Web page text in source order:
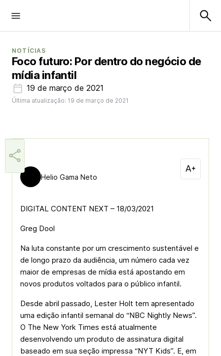
NOTÍCIAS
Foco futuro: Por dentro do negócio de
mídia infantil
19 de março de 2021
Última atualização: 19 de março de 2021
Helio Gama Neto
DIGITAL CONTENT NEXT – 18/03/2021
Greg Dool
Na luta constante por um crescimento sustentável e
de longo prazo da audiência, um número cada vez
maior de empresas de mídia está apostando em
novos produtos voltados para o público infantil.
Desde abril passado, Lester Holt tem apresentado
uma edição infantil semanal do “NBC Nightly News”.
O The New York Times está atualmente
desenvolvendo um produto de assinatura digital
baseado em sua seção impressa “NYT Kids”. E, em